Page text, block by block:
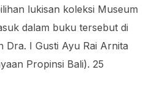
lukisan koleksi Museum
dalam buku tersebut di
Dra. I Gusti Ayu Rai Arnita
Propinsi Bali). 25